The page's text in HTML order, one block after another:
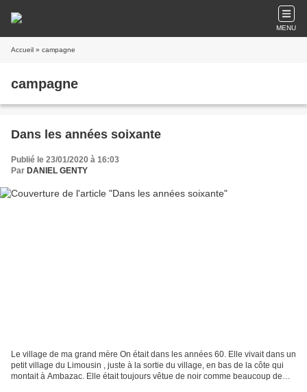
MENU
Accueil » campagne
campagne
Dans les années soixante
Publié le 23/01/2020 à 16:03
Par DANIEL GENTY
Le village de ma grand mère On était dans les années 60. Elle vivait dans un
petit village du Limousin , juste à la sortie du village, en bas de la côte qui
montait à Ambazac. Elle était toujours vêtue de noir comme beaucoup de